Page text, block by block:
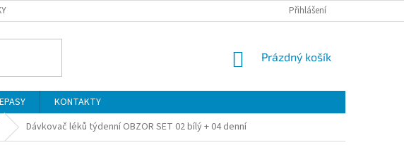
Přihlášení
NÁKUPNÍ
Prázdný košík
KONTAKTY
Dávkovač léků týdenní OBZOR SET 02 bílý + 04 denní